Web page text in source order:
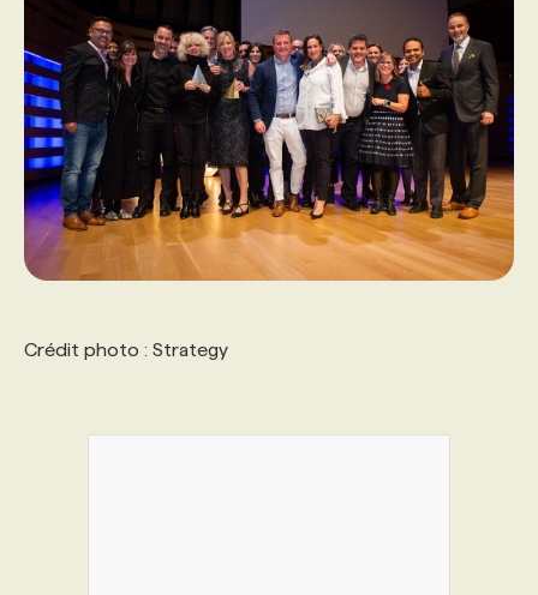
Crédit photo : Strategy